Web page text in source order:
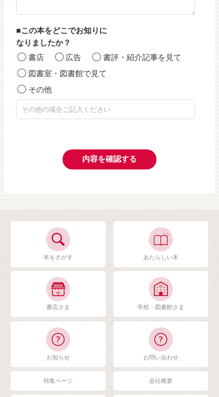
この本をどこでお知りに
なりましたか？
書店
広告
書評・紹介記事を見て
図書室・図書館で見て
その他
内容を確認する
本をさがす あたらしい本
書店さま 学校・図書館さま
お知らせ お問い合わせ
特集ページ 会社概要